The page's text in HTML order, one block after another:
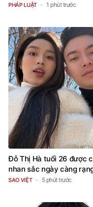
PHÁP LUẬT 1 phút trước
Đỗ Thị Hà tuổi 26 được
nhan sắc ngày càng
SAO VIỆT 5 phút trước